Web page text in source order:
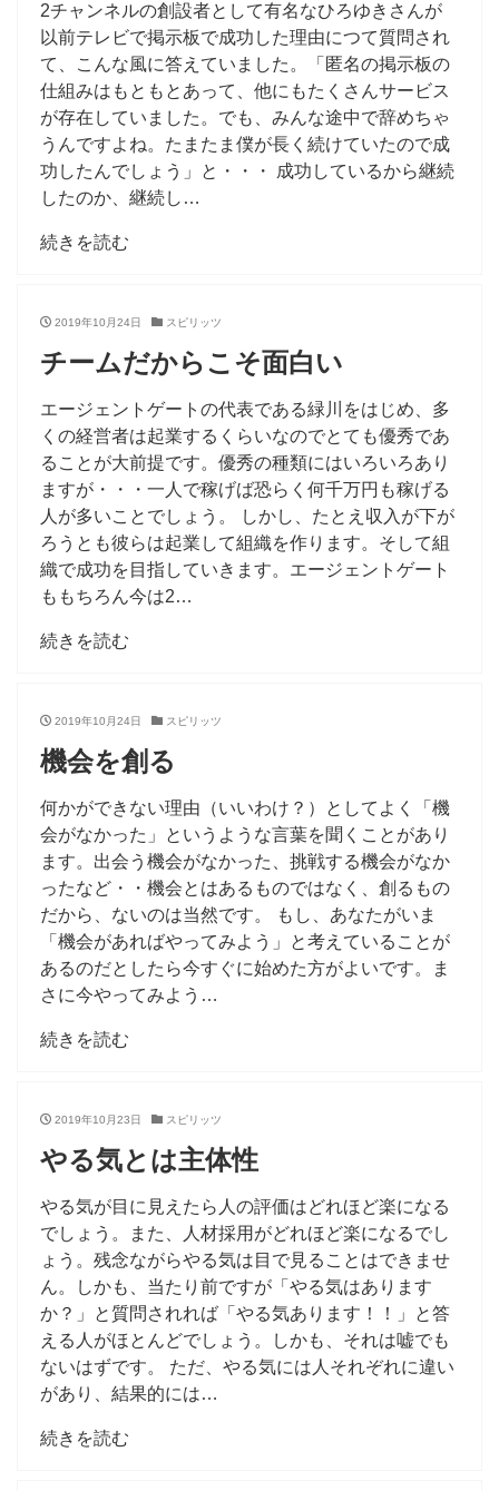
2チャンネルの創設者として有名なひろゆきさんが
以前テレビで掲示板で成功した理由につて質問され
て、こんな風に答えていました。「匿名の掲示板の
仕組みはもともとあって、他にもたくさんサービス
が存在していました。でも、みんな途中で辞めちゃ
うんですよね。たまたま僕が長く続けていたので成
功したんでしょう」と・・・ 成功しているから継続
したのか、継続し…
続きを読む
2019年10月24日 スピリッツ
チームだからこそ面白い
エージェントゲートの代表である緑川をはじめ、多
くの経営者は起業するくらいなのでとても優秀であ
ることが大前提です。優秀の種類にはいろいろあり
ますが・・・一人で稼げば恐らく何千万円も稼げる
人が多いことでしょう。 しかし、たとえ収入が下が
ろうとも彼らは起業して組織を作ります。そして組
織で成功を目指していきます。エージェントゲート
ももちろん今は2…
続きを読む
2019年10月24日 スピリッツ
機会を創る
何かができない理由（いいわけ？）としてよく「機
会がなかった」というような言葉を聞くことがあり
ます。出会う機会がなかった、挑戦する機会がなか
ったなど・・機会とはあるものではなく、創るもの
だから、ないのは当然です。 もし、あなたがいま
「機会があればやってみよう」と考えていることが
あるのだとしたら今すぐに始めた方がよいです。ま
さに今やってみよう…
続きを読む
2019年10月23日 スピリッツ
やる気とは主体性
やる気が目に見えたら人の評価はどれほど楽になる
でしょう。また、人材採用がどれほど楽になるでし
ょう。残念ながらやる気は目で見ることはできませ
ん。しかも、当たり前ですが「やる気はあります
か？」と質問されれば「やる気あります！！」と答
える人がほとんどでしょう。しかも、それは嘘でも
ないはずです。 ただ、やる気には人それぞれに違い
があり、結果的には…
続きを読む